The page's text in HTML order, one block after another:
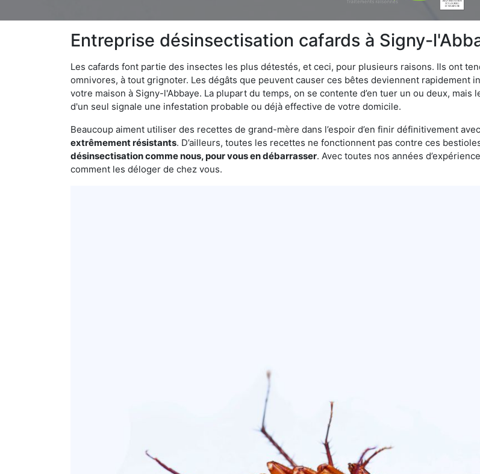
Entreprise désinsectisation cafards à Signy-
Les cafards font partie des insectes les plus détestés, et ceci, pour plusieurs raisons. Ils ont
omnivores, à tout grignoter. Les dégâts que peuvent causer ces bêtes deviennent
votre maison à Signy-l'Abbaye. La plupart du temps, on se contente d’en tuer un ou deux,
d'un seul signale une infestation probable ou déjà effective de votre domicile.
Beaucoup aiment utiliser des recettes de grand-mère dans l’espoir d’en finir définitivement
extrêmement résistants. D’ailleurs, toutes les recettes ne fonctionnent pas contre ces
désinsectisation comme nous, pour vous en débarrasser. Avec toutes nos années
comment les déloger de chez vous.